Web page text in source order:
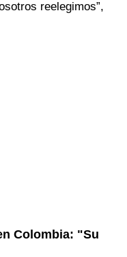
reelegimos”,
Colombia: "Su